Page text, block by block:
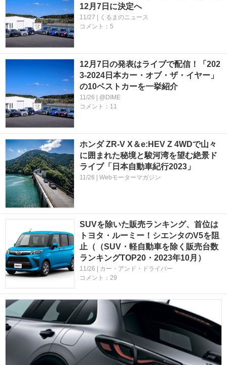
12月7日に決定へ
11/27 | くるまのニュース
コメント：5
12月7日の発表はライブで配信！「202
3-2024日本カー・オブ・ザ・イヤー」
の10ベストカーを一挙紹介
11/26 | @DIME
コメント：11
ホンダ ZR-V X＆e:HEV Z 4WDで山々
に囲まれた秘境と駿河湾を望む絶景ド
ライブ「日本自動車紀行2023」
11/26 | Webモーターマガジン
SUVを除いた販売ランキング、首位は
トヨタ・ルーミー！シエンタのV5を阻
止（（SUV・軽自動車を除く販売台数
ランキングTOP20・2023年10月）
11/26 | カー・アンド・ドライバー
コメント：29